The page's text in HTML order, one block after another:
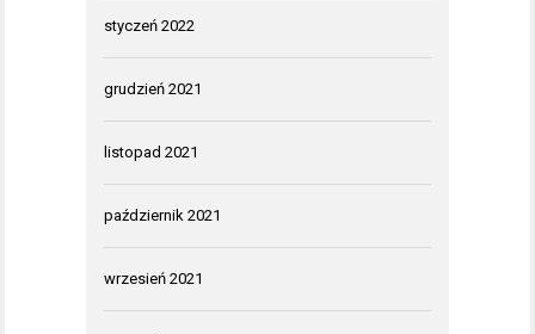
styczeń 2022
grudzień 2021
listopad 2021
październik 2021
wrzesień 2021